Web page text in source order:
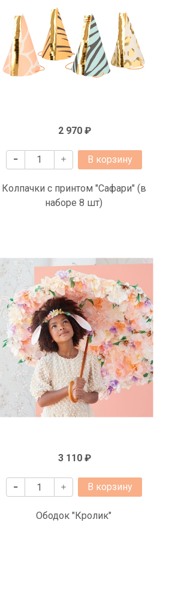
2 970 ₽
В корзину
Колпачки с принтом "Сафари" (в
наборе 8 шт)
3 110 ₽
В корзину
Ободок "Кролик"